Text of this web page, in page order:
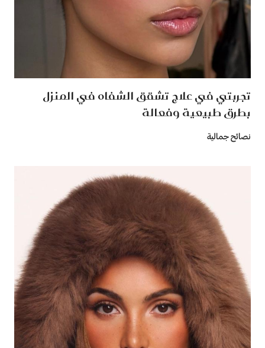
تجربتي في علاج تشقق الشفاه في المنزل
بطرق طبيعية وفعالة
نصائح جمالية